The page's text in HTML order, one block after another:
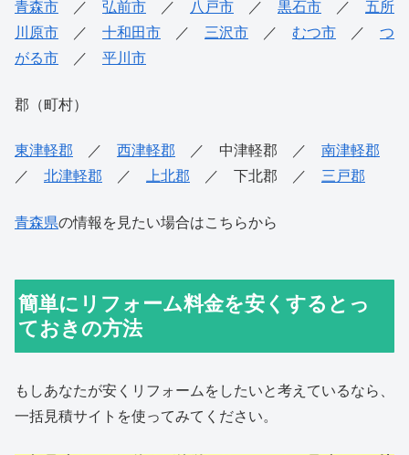
青森市 ／ 弘前市 ／ 八戸市 ／ 黒石市 ／ 五所
川原市 ／ 十和田市 ／ 三沢市 ／ むつ市 ／ つ
がる市 ／ 平川市
郡（町村）
東津軽郡 ／ 西津軽郡 ／ 中津軽郡 ／ 南津軽郡
／ 北津軽郡 ／ 上北郡 ／ 下北郡 ／ 三戸郡
青森県の情報を見たい場合はこちらから
簡単にリフォーム料金を安くするとっ
ておきの方法
もしあなたが安くリフォームをしたいと考えているなら、
一括見積サイトを使ってみてください。